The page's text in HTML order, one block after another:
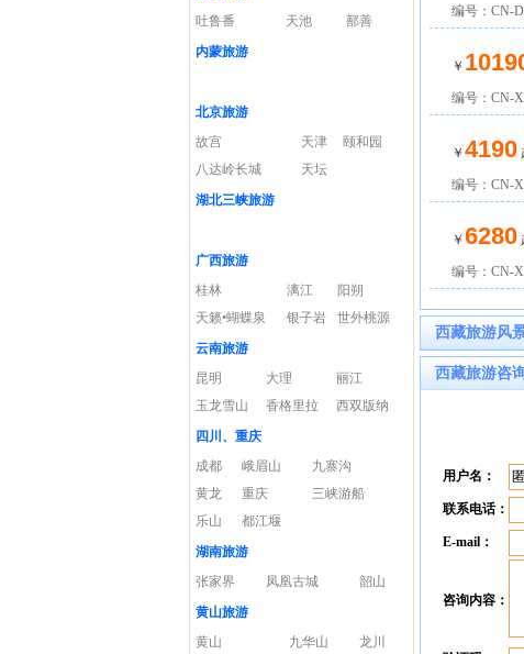
吐鲁番
天池
鄯善
内蒙旅游
北京旅游
故宫
天津
颐和园
八达岭长城
天坛
湖北三峡旅游
广西旅游
桂林
漓江
阳朔
天籁•蝴蝶泉
银子岩
世外桃源
云南旅游
昆明
大理
丽江
玉龙雪山
香格里拉
西双版纳
四川、重庆
成都
峨眉山
九寨沟
黄龙
重庆
三峡游船
乐山
都江堰
湖南旅游
张家界
凤凰古城
韶山
黄山旅游
黄山
九华山
龙川
编号：CN-
￥
编号：CN-
￥ 4190
编号：CN-
￥ 6280
编号：CN-
西藏旅游风
西藏旅游咨询
用户名：
联系电话：
E-mail：
咨询内容：